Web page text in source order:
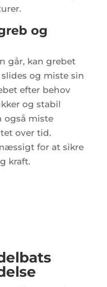
og
går, kan grebet
og miste sin
efter behov
og stabil
også miste
over tid.
for at sikre
kraft.